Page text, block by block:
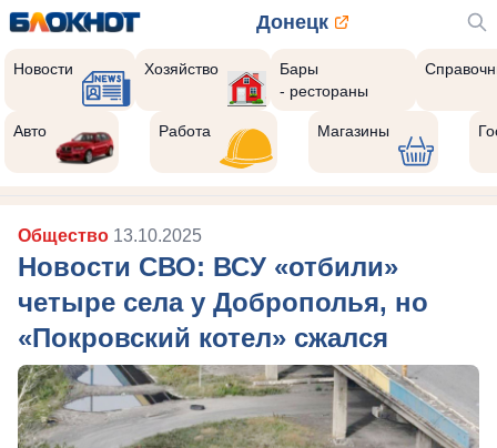
Донецк
Новости Хозяйство
Бары
- рестораны
Авто Работа Магазины
Общество 13.10.2025
Новости СВО: ВСУ «отбили»
четыре села у Доброполья, но
«Покровский котел» сжался